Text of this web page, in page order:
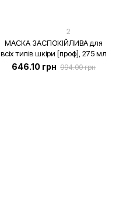
2
МАСКА ЗАСПОКІЙЛИВА для
всіх типів шкіри [проф], 275 мл
646.10 грн 994.00 грн